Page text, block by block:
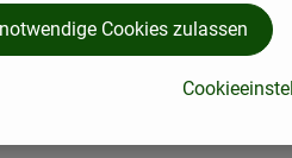
Cookies zulassen